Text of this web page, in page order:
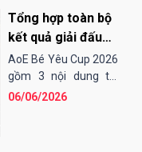
Tổng hợp toàn bộ
kết quả giải đấu
AoE Bé Yêu Cup
2026
AoE Bé Yêu Cup 2026
gồm 3 nội dung thi
đấu: Solo Random,
06/06/2026